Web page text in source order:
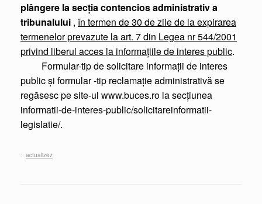
plângere la secţia contencios administrativ a
tribunalului , în termen de 30 de zile de la expirarea
termenelor prevazute la art. 7 din Legea nr 544/2001
privind liberul acces la informaţiile de interes public.
Formular-tip de solicitare informaţii de interes
public şi formular -tip reclamaţie administrativă se
regăsesc pe site-ul www.buces.ro la secţiunea
informatii-de-interes-public/solicitareinformatii-
legislatie/.
:: actualizez